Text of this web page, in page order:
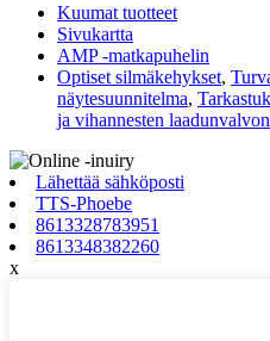
Kuumat tuotteet
Sivukartta
AMP -matkapuhelin
Optiset silmäkehykset,
näytesuunnitelma,
ja vihannesten
Lähettää sähköposti
TTS-Phoebe
8613328783951
8613348382260
x